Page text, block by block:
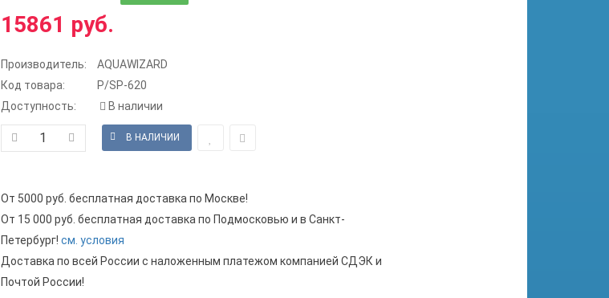
15861 руб.
Производитель:
AQUAWIZARD
Код товара:
P/SP-620
Доступность:
В наличии
От 5000 руб. бесплатная доставка по Москве!
От 15 000 руб. бесплатная доставка по Подмосковью и в Санкт-
Петербург! см. условия
Доставка по всей России с наложенным платежом компанией СДЭК и
Почтой России!